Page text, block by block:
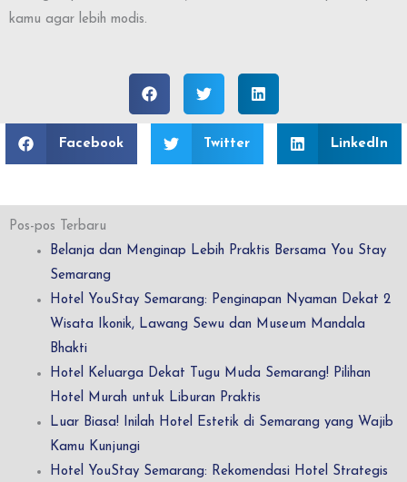
kamu agar lebih modis.
Facebook Twitter LinkedIn
Pos-pos Terbaru
Belanja dan Menginap Lebih Praktis Bersama You Stay
Semarang
Hotel YouStay Semarang: Penginapan Nyaman Dekat 2
Wisata Ikonik, Lawang Sewu dan Museum Mandala
Bhakti
Hotel Keluarga Dekat Tugu Muda Semarang! Pilihan
Hotel Murah untuk Liburan Praktis
Luar Biasa! Inilah Hotel Estetik di Semarang yang Wajib
Kamu Kunjungi
Hotel YouStay Semarang: Rekomendasi Hotel Strategis